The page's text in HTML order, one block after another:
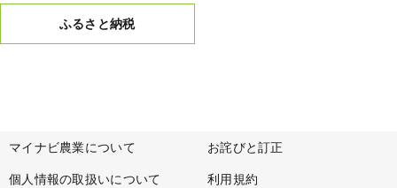
ふるさと納税
マイナビ農業について お詫びと訂正
個人情報の取扱いについて 利用規約